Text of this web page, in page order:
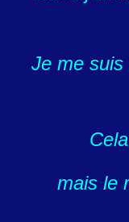
Je me suis
mais le